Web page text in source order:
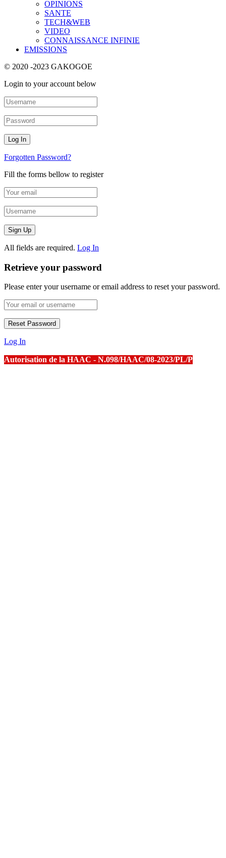
OPINIONS
SANTE
TECH&WEB
VIDEO
CONNAISSANCE INFINIE
EMISSIONS
© 2020 -2023 GAKOGOE
Login to your account below
Forgotten Password?
Fill the forms bellow to register
All fields are required. Log In
Retrieve your password
Please enter your username or email address to reset your password.
Log In
Autorisation de la HAAC - N.098/HAAC/08-2023/PL/P